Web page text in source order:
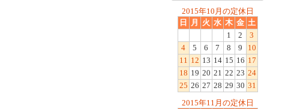
2015年10月の定休日
日
月 火 水 木 金 土
1
2
3
4
5 6 7 8 9
10
11 12 13 14 15 16 17
18 19 20 21 22 23 24
25 26 27 28 29 30 31
2015年11月の定休日